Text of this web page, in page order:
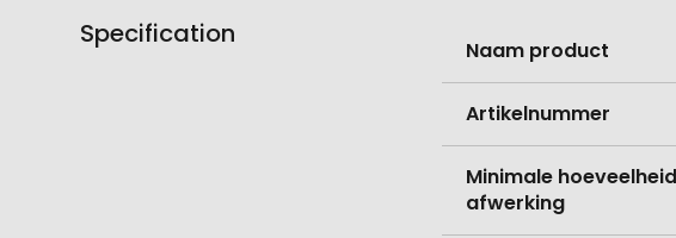
Specification
informatie
Naam product
Artikelnummer
Minimale
afwerking